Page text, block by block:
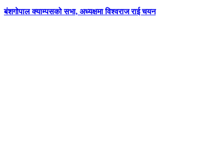
बंशगोपाल क्याम्पसको सभा, अध्यक्षमा विश्वराज राई चयन